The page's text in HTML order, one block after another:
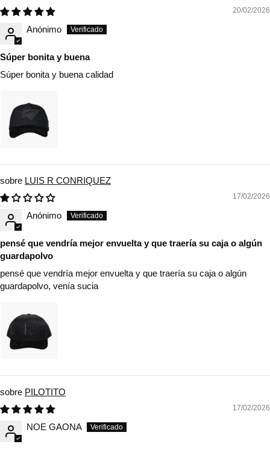
20/02/2026
Anónimo
Súper bonita y buena
Súper bonita y buena calidad
LUIS R CONRIQUEZ
17/02/2026
Anónimo
pensé que vendría mejor envuelta y que traería su caja o algún
guardapolvo
pensé que vendría mejor envuelta y que traería su caja o algún
guardapolvo, venía sucia
PILOTITO
17/02/2026
NOE GAONA